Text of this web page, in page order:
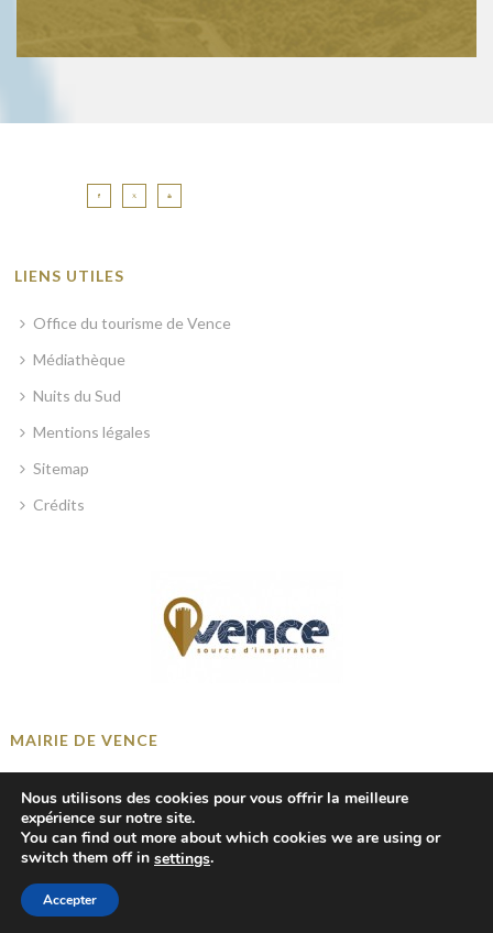
LIENS UTILES
Office du tourisme de Vence
Médiathèque
Nuits du Sud
Mentions légales
Sitemap
Crédits
MAIRIE DE VENCE
+33 4 93 58 41 00
mairie@ville-vence.fr
© 2018-2024 Mairie de Vence — tous droits réservés
Nous utilisons des cookies pour vous offrir la meilleure
expérience sur notre site.
You can find out more about which cookies we are using or
switch them off in settings.
Accepter